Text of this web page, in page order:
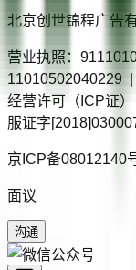
北京创世锦程广告
营业执照：
11010502040229
经营许可（ICP证
服证字
京ICP备08012140
面议
沟通